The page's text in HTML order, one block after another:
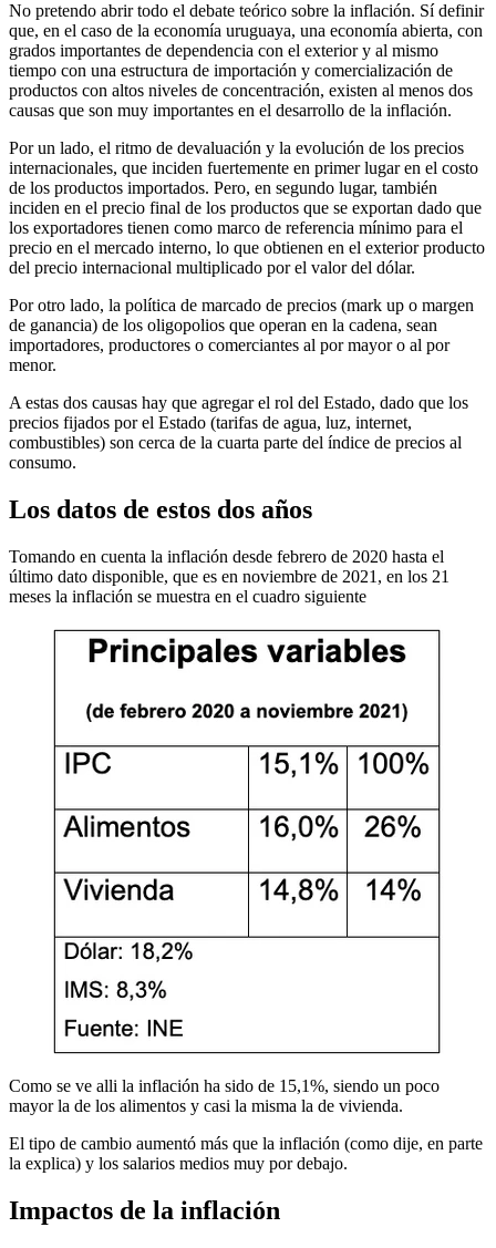
No pretendo abrir todo el debate teórico sobre la inflación. Sí definir
que, en el caso de la economía uruguaya, una economía abierta, con
grados importantes de dependencia con el exterior y al mismo
tiempo con una estructura de importación y comercialización de
productos con altos niveles de concentración, existen al menos dos
causas que son muy importantes en el desarrollo de la inflación.
Por un lado, el ritmo de devaluación y la evolución de los precios
internacionales, que inciden fuertemente en primer lugar en el costo
de los productos importados. Pero, en segundo lugar, también
inciden en el precio final de los productos que se exportan dado que
los exportadores tienen como marco de referencia mínimo para el
precio en el mercado interno, lo que obtienen en el exterior producto
del precio internacional multiplicado por el valor del dólar.
Por otro lado, la política de marcado de precios (mark up o margen
de ganancia) de los oligopolios que operan en la cadena, sean
importadores, productores o comerciantes al por mayor o al por
menor.
A estas dos causas hay que agregar el rol del Estado, dado que los
precios fijados por el Estado (tarifas de agua, luz, internet,
combustibles) son cerca de la cuarta parte del índice de precios al
consumo.
Los datos de estos dos años
Tomando en cuenta la inflación desde febrero de 2020 hasta el
último dato disponible, que es en noviembre de 2021, en los 21
meses la inflación se muestra en el cuadro siguiente
Como se ve alli la inflación ha sido de 15,1%, siendo un poco
mayor la de los alimentos y casi la misma la de vivienda.
El tipo de cambio aumentó más que la inflación (como dije, en parte
la explica) y los salarios medios muy por debajo.
Impactos de la inflación